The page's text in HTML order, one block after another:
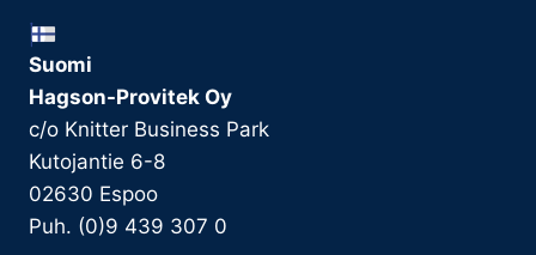
Suomi
Hagson-Provitek Oy
c/o Knitter Business Park
Kutojantie 6-8
02630 Espoo
Puh. (0)9 439 307 0